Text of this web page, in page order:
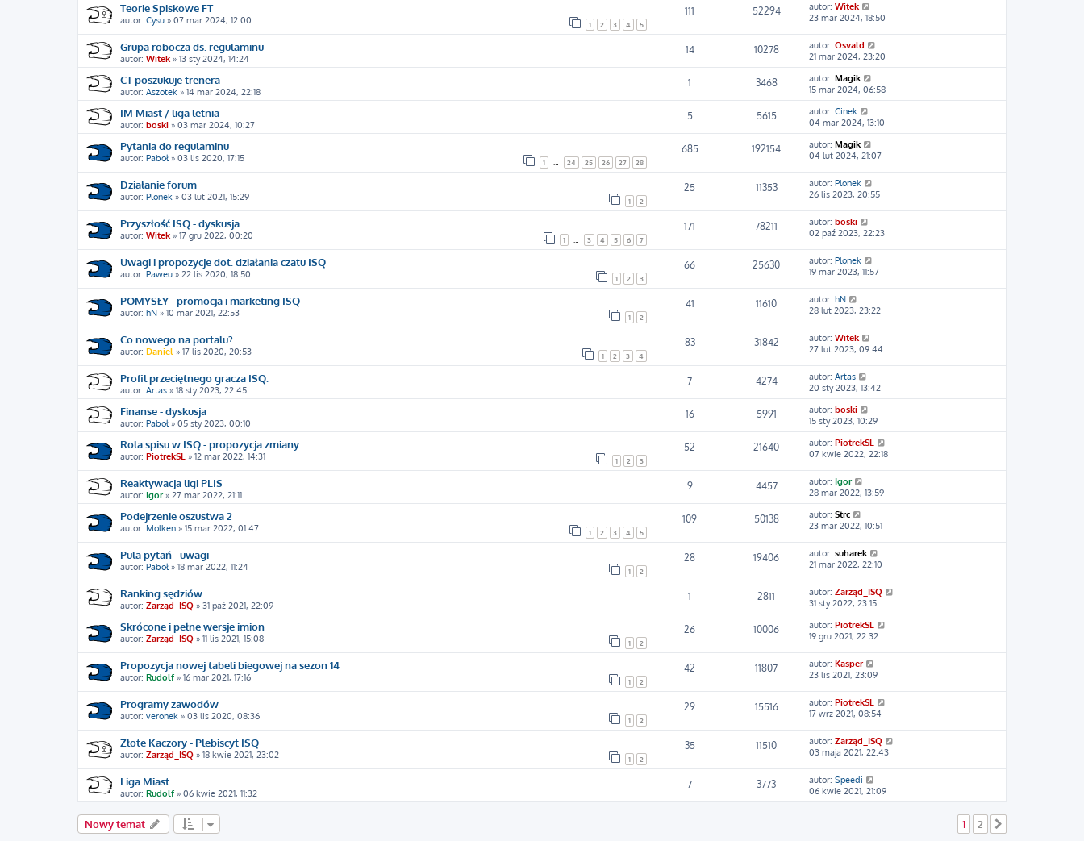
Teorie Spiskowe FT
autor: Cysu » 07 mar 2024, 12:00 1 2 3 4 5
111 52294 autor: Witek
23 mar 2024, 18:50
Grupa robocza ds. regulaminu
autor: Witek » 13 sty 2024, 14:24
14 10278 autor: Osvald
21 mar 2024, 23:20
CT poszukuje trenera
autor: Aszotek » 14 mar 2024, 22:18
1 3468 autor: Magik
15 mar 2024, 06:58
IM Miast / liga letnia
autor: boski » 03 mar 2024, 10:27
5 5615 autor: Cinek
04 mar 2024, 13:10
Pytania do regulaminu
autor: Paboł» 03 lis 2020, 17:15 1 24 25 26 27 28
685 192154 autor: Magik
04 lut 2024, 21:07
Działanie forum
autor: Plonek » 03 lut 2021, 15:29 1 2
25 11353 autor: Plonek
26 lis 2023, 20:55
Przyszłość ISQ - dyskusja
autor: Witek » 17 gru 2022, 00:20 1 3 4 5 6 7
171 78211 autor: boski
02 paź 2023, 22:23
Uwagi i propozycje dot. działania czatu ISQ
autor: Paweu » 22 lis 2020, 18:50 1 2 3
66 25630 autor: Plonek
19 mar 2023, 11:57
POMYSŁY - promocja i marketing ISQ
autor: hN » 10 mar 2021, 22:53 1 2
41 11610 autor: hN
28 lut 2023, 23:22
Co nowego na portalu?
autor: Daniel » 17 lis 2020, 20:53 1 2 3 4
83 31842 autor: Witek
27 lut 2023, 09:44
Profil przeciętnego gracza ISQ.
autor: Artas » 18 sty 2023, 22:45
7 4274 autor: Artas
20 sty 2023, 13:42
Finanse - dyskusja
autor: Paboł» 05 sty 2023, 00:10
16 5991 autor: boski
15 sty 2023, 10:29
Rola spisu w ISQ - propozycja zmiany
autor: PiotrekSL » 12 mar 2022, 14:31 1 2 3
52 21640 autor: PiotrekSL
07 kwie 2022, 22:18
Reaktywacja ligi PLIS
autor: Igor» 27 mar 2022, 21:11
9 4457 autor: Igor
28 mar 2022, 13:59
Podejrzenie oszustwa 2
autor: Molken » 15 mar 2022, 01:47 1 2 3 4 5
109 50138 autor: Strc
23 mar 2022, 10:51
Pula pytań - uwagi
autor: Paboł» 18 mar 2022, 11:24 1 2
28 19406 autor: suharek
21 mar 2022, 22:10
Ranking sędziów
autor: Zarząd_ISQ » 31 paź 2021, 22:09
1 2811 autor: Zarząd_ISQ
31 sty 2022, 23:15
Skrócone i pełne wersje imion
autor: Zarząd_ISQ » 11 lis 2021, 15:08 1 2
26 10006 autor: PiotrekSL
19 gru 2021, 22:32
Propozycja nowej tabeli biegowej na sezon 14
autor: Rudolf » 16 mar 2021, 17:16 1 2
42 11807 autor: Kasper
23 lis 2021, 23:09
Programy zawodów
autor: veronek » 03 lis 2020, 08:36 1 2
29 15516 autor: PiotrekSL
17 wrz 2021, 08:54
Złote Kaczory - Plebiscyt ISQ
autor: Zarząd_ISQ » 18 kwie 2021, 23:02 1 2
35 11510 autor: Zarząd_ISQ
03 maja 2021, 22:43
Liga Miast
autor: Rudolf » 06 kwie 2021, 11:32
7 3773 autor: Speedi
06 kwie 2021, 21:09
Nowy temat 1 2